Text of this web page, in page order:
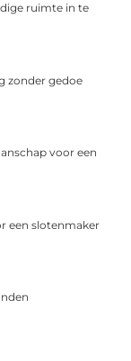
ruimte in te
zonder gedoe
voor een
een slotenmaker